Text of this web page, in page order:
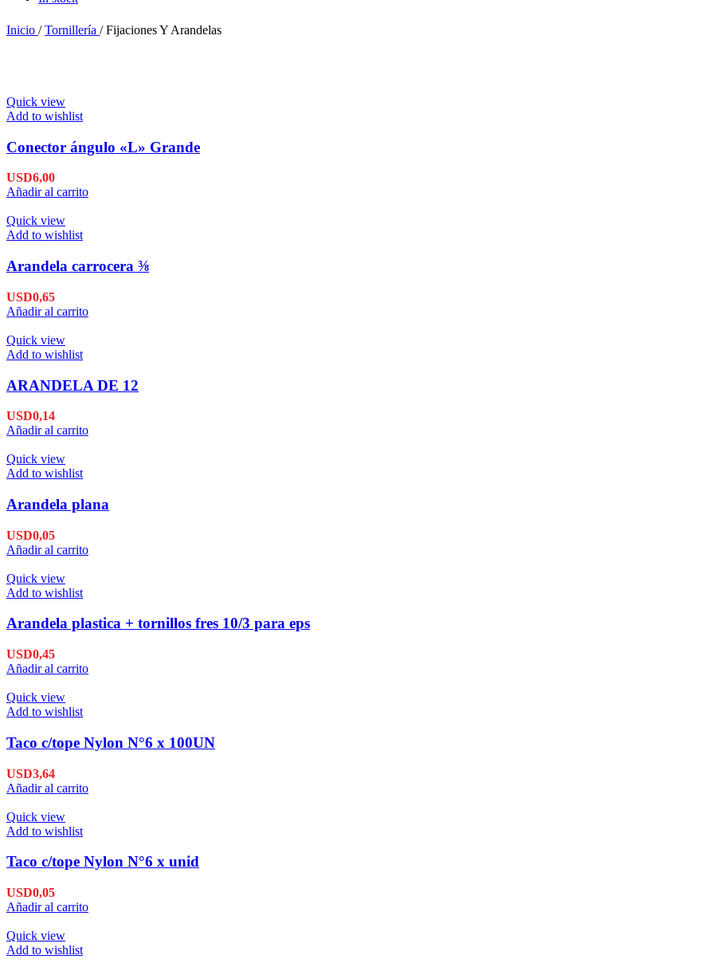
Inicio / Tornillería / Fijaciones Y Arandelas
Quick view
Add to wishlist
Conector ángulo «L» Grande
USD6,00
Añadir al carrito
Quick view
Add to wishlist
Arandela carrocera ⅜
USD0,65
Añadir al carrito
Quick view
Add to wishlist
ARANDELA DE 12
USD0,14
Añadir al carrito
Quick view
Add to wishlist
Arandela plana
USD0,05
Añadir al carrito
Quick view
Add to wishlist
Arandela plastica + tornillos fres 10/3 para eps
USD0,45
Añadir al carrito
Quick view
Add to wishlist
Taco c/tope Nylon N°6 x 100UN
USD3,64
Añadir al carrito
Quick view
Add to wishlist
Taco c/tope Nylon N°6 x unid
USD0,05
Añadir al carrito
Quick view
Add to wishlist